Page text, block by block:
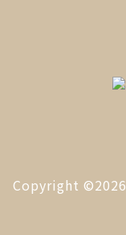
Copyright ©2026